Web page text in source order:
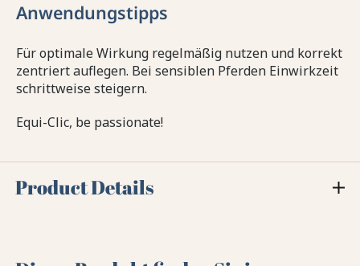
Anwendungstipps
Für optimale Wirkung regelmäßig nutzen und korrekt
zentriert auflegen. Bei sensiblen Pferden Einwirkzeit
schrittweise steigern.
Equi-Clic, be passionate!
Product Details